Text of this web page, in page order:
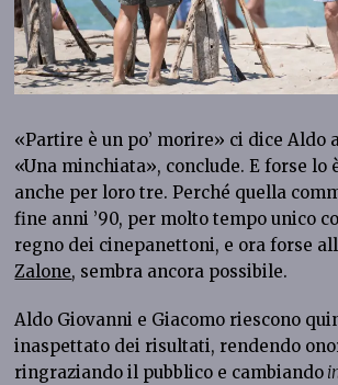
«Partire è un po’ morire» ci dice Aldo
«Una minchiata», conclude. E forse lo
anche per loro tre. Perché quella
fine anni ’90, per molto tempo unico
regno dei cinepanettoni, e ora forse
Zalone, sembra ancora possibile.
Aldo Giovanni e Giacomo riescono
inaspettato dei risultati, rendendo
ringraziando il pubblico e cambiando